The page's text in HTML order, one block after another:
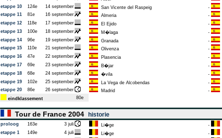
etappe 10
124e 14 september San Vicente del Raspeig -
etappe 11
81e 16 september Almeria -
etappe 12
118e 17 september El Ejido -
etappe 13
100e 18 september M�laga -
etappe 14
96e 19 september Granada -
etappe 15
110e 21 september Olivenza -
etappe 16
47e 22 september Plasencia -
etappe 17
69e 23 september B�jar -
etappe 18
68e 24 september �vila -
etappe 19
102e 25 september La Vega de Alcobendas -
etappe 20
86e 26 september Madrid -
eindklassement
80e
Tour de France 2004 historie
proloog 163e 3 juli Li�ge -
etappe 1
149e 4 juli Li�ge -